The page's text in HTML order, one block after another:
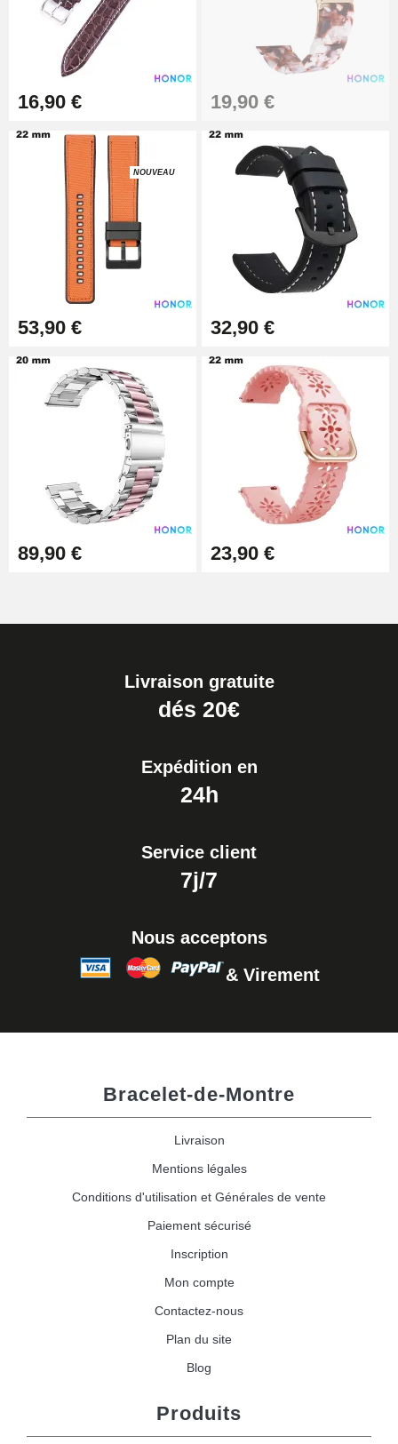
16,90 € 19,90 €
NOUVEAU
53,90 € 32,90 €
89,90 € 23,90 €
Livraison gratuite
dés 20€
Expédition en
24h
Service client
7j/7
Nous acceptons
& Virement
Bracelet-de-Montre
Livraison
Mentions légales
Conditions d'utilisation et Générales de vente
Paiement sécurisé
Inscription
Mon compte
Contactez-nous
Plan du site
Blog
Produits